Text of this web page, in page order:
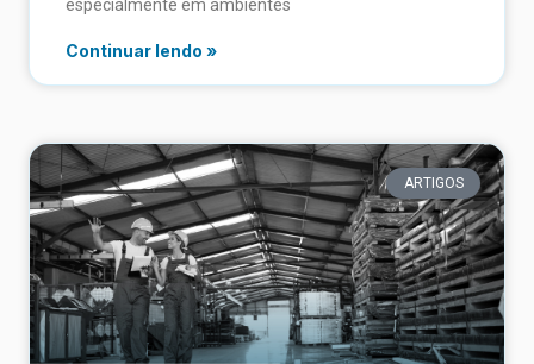
especialmente em ambientes
Continuar lendo »
ARTIGOS